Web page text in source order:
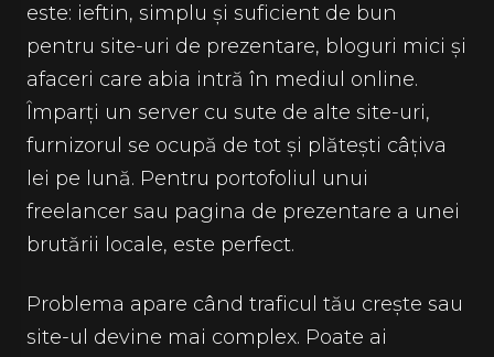
este: ieftin, simplu și suficient de bun
pentru site-uri de prezentare, bloguri mici și
afaceri care abia intră în mediul online.
Împarți un server cu sute de alte site-uri,
furnizorul se ocupă de tot și plătești câțiva
lei pe lună. Pentru portofoliul unui
freelancer sau pagina de prezentare a unei
brutării locale, este perfect.
Problema apare când traficul tău crește sau
site-ul devine mai complex. Poate ai